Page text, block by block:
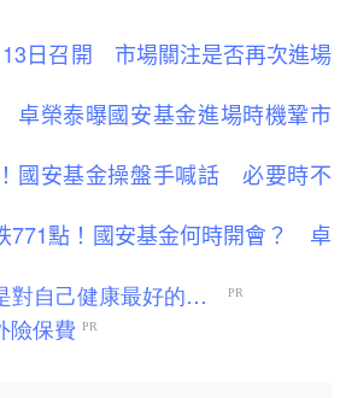
日召開 市場關注是否再次進場
榮泰曝國安基金進場時機鞏市
國安基金操盤手喊話 必要時不
771點！國安基金何時開會？ 卓